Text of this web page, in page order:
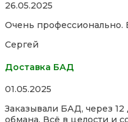
Rated
out
5
26.05.2025
Очень профессионально.
Сергей
Доставка БАД
Rated
out
01.05.2025
Заказывали БАД, через
обмана. Всё в целости и